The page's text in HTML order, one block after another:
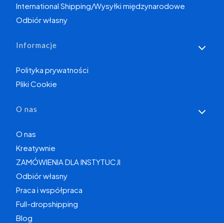
International Shipping/Wysyłki międzynarodowe
Odbiór własny
Informacje
Polityka prywatności
Pliki Cookie
O nas
O nas
Kreatywnie
ZAMÓWIENIA DLA INSTYTUCJI
Odbiór własny
Praca i współpraca
Full-dropshipping
Blog